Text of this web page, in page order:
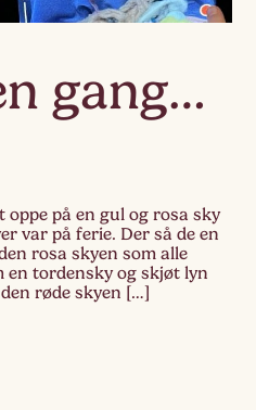
gang…
på en gul og rosa sky
var på ferie. Der så de en
rosa skyen som alle
en tordensky og skjøt lyn
røde skyen […]